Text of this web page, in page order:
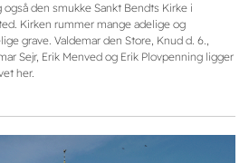
også den smukke Sankt Bendts Kirke i
Kirken rummer mange adelige og
grave. Valdemar den Store, Knud d. 6.,
Sejr, Erik Menved og Erik Plovpenning ligger
her.